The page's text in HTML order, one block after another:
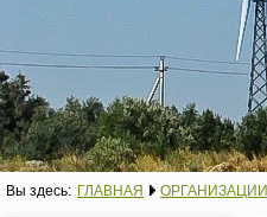
Вы здесь: ГЛАВНАЯ ОРГАНИЗАЦИИ